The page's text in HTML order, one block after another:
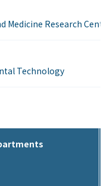
Medicine Research
Technology